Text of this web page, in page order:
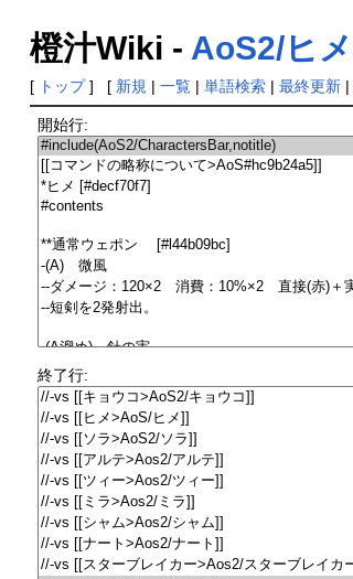
橙汁Wiki - AoS2/ヒメ
[ トップ] [ 新規 | 一覧| 単語検索| 最終更新|
開始行:
終了行: